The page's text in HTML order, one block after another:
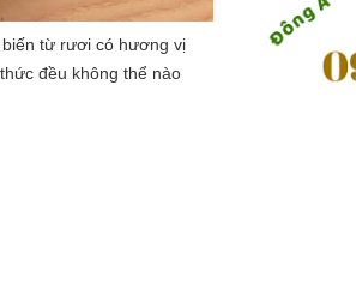
từ rươi có hương vị
đều không thể nào